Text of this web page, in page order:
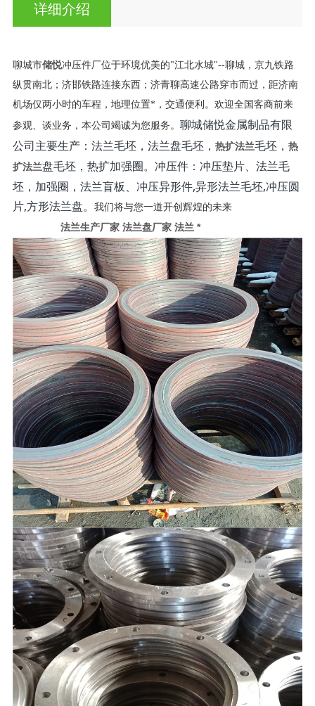
详细介绍
聊城市储悦冲压件厂位于环境优美的"江北水城"--聊城，京九铁路
纵贯南北；济邯铁路连接东西；济青聊高速公路穿市而过，距济南
机场仅两小时的车程，地理位置*，交通便利。欢迎全国客商前来
参观、谈业务，本公司竭诚为您服务。 聊城储悦金属制品有限
公司主要生产：法兰毛坯，法兰盘毛坯， 热扩法兰毛坯， 热
扩法兰盘毛坯，热扩加强圈。冲压件：冲压垫片、法兰毛
坯，加强圈，法兰盲板、冲压异形件,异形法兰毛坯,冲压圆
片,方形法兰盘。
我们将与您一道开创辉煌的未来
法兰生产厂家 法兰盘厂家 法兰 *